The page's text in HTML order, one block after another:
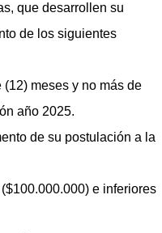
que desarrollen su
de los siguientes
meses y no más de
año 2025.
de su postulación a la
e inferiores